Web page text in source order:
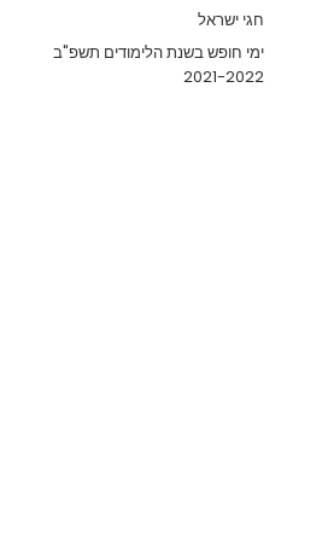
חגי ישראל
ימי חופש בשנת הלימודים תשפ"ב
2021-2022